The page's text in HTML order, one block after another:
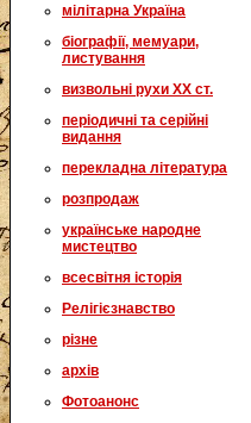
мілітарна Україна
біографії, мемуари,
листування
визвольні рухи XX ст.
періодичні та серійні
видання
перекладна література
розпродаж
українське народне
мистецтво
всесвітня історія
Релігієзнавство
різне
архів
Фотоанонс